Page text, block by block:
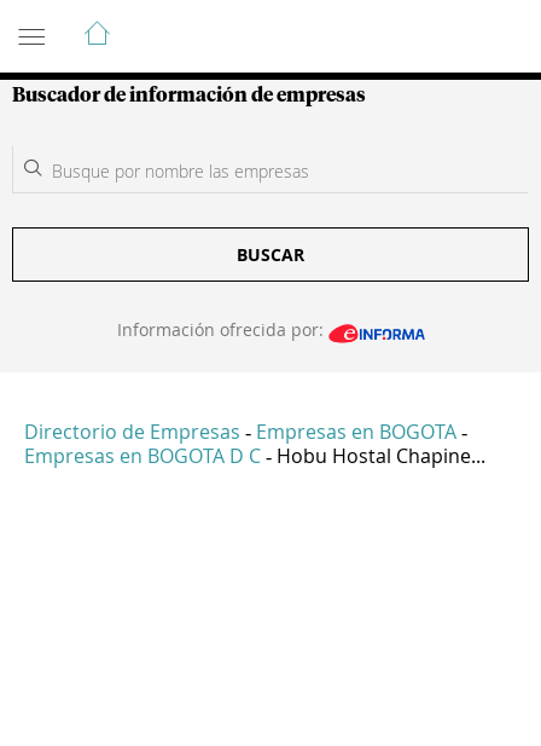
Guía de Empresas Colombianas
Buscador de información de empresas
BUSCAR
Información ofrecida por:
Directorio de Empresas - Empresas en BOGOTA -
Empresas en BOGOTA D C - Hobu Hostal Chapine...